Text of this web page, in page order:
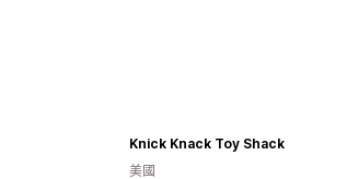
Knick Knack Toy Shack
美國